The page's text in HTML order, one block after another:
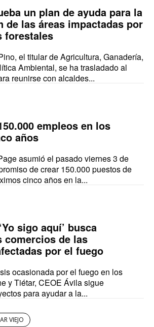
un plan de ayuda para la
de las áreas impactadas por
forestales
el titular de Agricultura, Ganadería,
Ambiental, se ha trasladado al
reunirse con alcaldes...
empleos en los
años
asumió el pasado viernes 3 de
de crear 150.000 puestos de
cinco años en la...
sigo aquí’ busca
de las
por el fuego
ocasionada por el fuego en los
y Tiétar, CEOE Ávila sigue
para ayudar a la...
VIEJO